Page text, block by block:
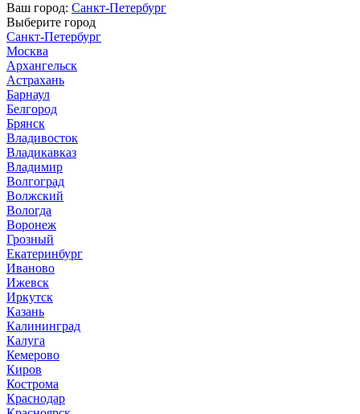
Ваш город: Санкт-Петербург
Выберите город
Санкт-Петербург
Москва
Архангельск
Астрахань
Барнаул
Белгород
Брянск
Владивосток
Владикавказ
Владимир
Волгоград
Волжский
Вологда
Воронеж
Грозный
Екатеринбург
Иваново
Ижевск
Иркутск
Казань
Калининград
Калуга
Кемерово
Киров
Кострома
Краснодар